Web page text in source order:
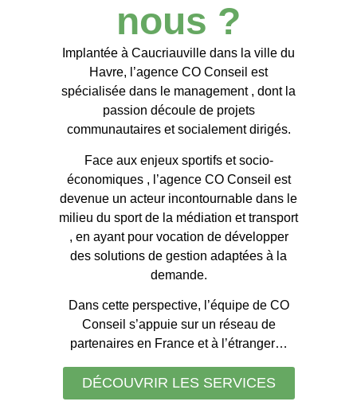
nous ?
Implantée à Caucriauville dans la ville du
Havre, l’agence CO Conseil est
spécialisée dans le management , dont la
passion découle de projets
communautaires et socialement dirigés.
Face aux enjeux sportifs et socio-
économiques , l’agence CO Conseil est
devenue un acteur incontournable dans le
milieu du sport de la médiation et transport
, en ayant pour vocation de développer
des solutions de gestion adaptées à la
demande.
Dans cette perspective, l’équipe de CO
Conseil s’appuie sur un réseau de
partenaires en France et à l’étranger…
DÉCOUVRIR LES SERVICES